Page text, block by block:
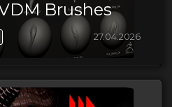
Brushes
27.04.2026